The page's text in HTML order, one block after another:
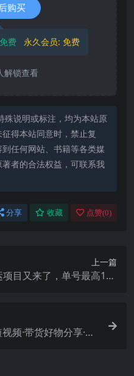
购买
免费 永久会员: 免费
解锁查看
殊说明或标注，均为本站原
得本站同意时，禁止复
任何网站、书籍等各类媒
者的合法权益，可联系我
分享 收藏 点赞(0)
上一篇
目又来了，单号最高110
频·带货好物分享·实